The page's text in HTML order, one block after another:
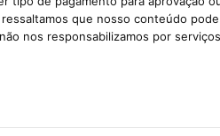
que nosso conteúdo
nos responsabilizamos por